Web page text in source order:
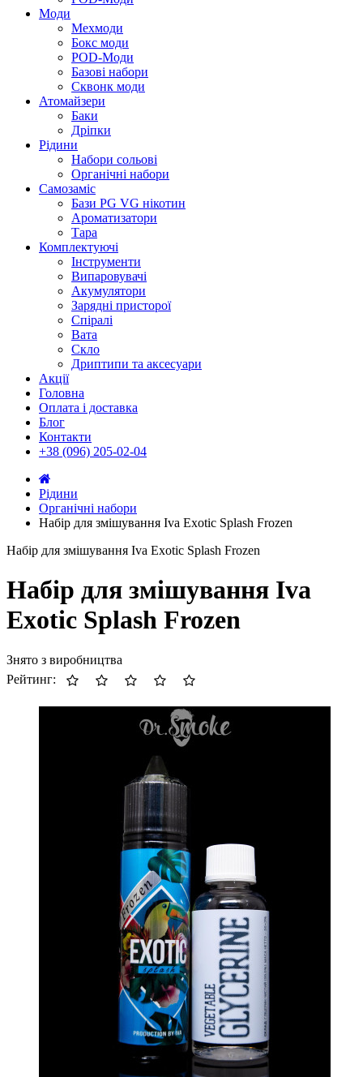
Моди
Мехмоди
Бокс моди
POD-Моди
Базові набори
Сквонк моди
Атомайзери
Баки
Дріпки
Рідини
Набори сольові
Органічні набори
Самозаміс
Бази PG VG нікотин
Ароматизатори
Тара
Комплектуючі
Інструменти
Випаровувачі
Акумулятори
Зарядні присторої
Спіралі
Вата
Скло
Дриптипи та аксесуари
Акції
Головна
Оплата і доставка
Блог
Контакти
+38 (096) 205-02-04
Рідини
Органічні набори
Набір для змішування Iva Exotic Splash Frozen
Набір для змішування Iva Exotic Splash Frozen
Набір для змішування Iva
Exotic Splash Frozen
Знято з виробництва
Рейтинг: